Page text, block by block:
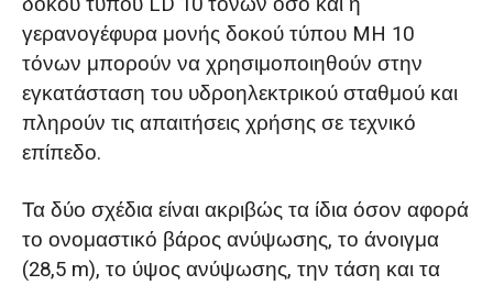
γερανογέφυρα μονής δοκού τύπου MH 10
τόνων μπορούν να χρησιμοποιηθούν στην
εγκατάσταση του υδροηλεκτρικού σταθμού και
πληρούν τις απαιτήσεις χρήσης σε τεχνικό
επίπεδο.
Τα δύο σχέδια είναι ακριβώς τα ίδια όσον αφορά
το ονομαστικό βάρος ανύψωσης, το άνοιγμα
(28,5 m), το ύψος ανύψωσης, την τάση και τα